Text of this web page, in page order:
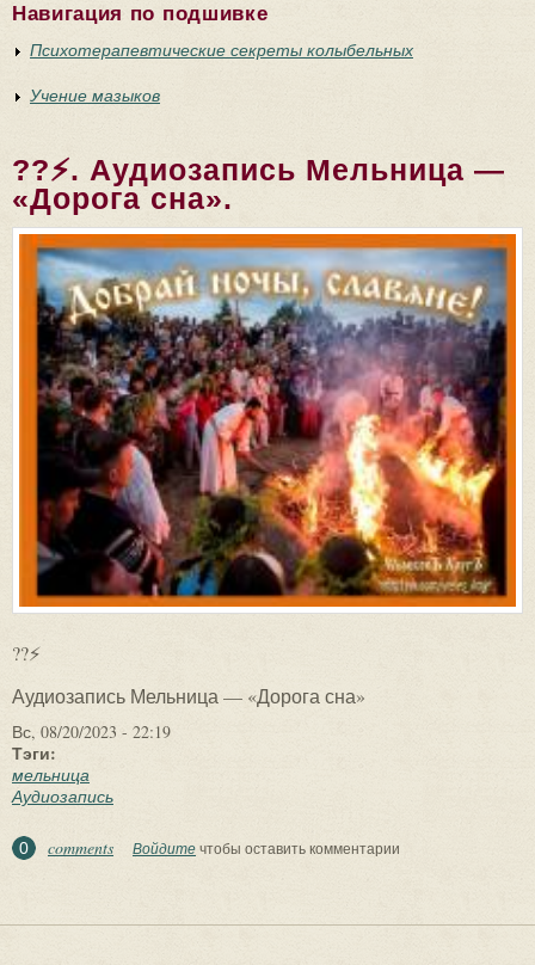
Навигация по подшивке
Психотерапевтические секреты колыбельных
Учение мазыков
??⚡. Аудиозапись Мельница —
«Дорога сна».
??⚡
Аудиозапись Мельница — «Дорога сна»
Вс, 08/20/2023 - 22:19
Тэги:
мельница
Аудиозапись
0 comments Войдитечтобы оставить комментарии